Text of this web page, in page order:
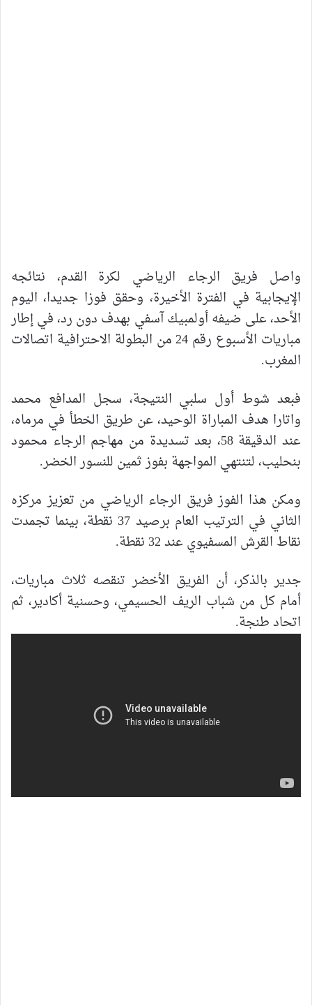
واصل فريق الرجاء الرياضي لكرة القدم، نتائجه
الإيجابية في الفترة الأخيرة، وحقق فوزا جديدا، اليوم
الأحد، على ضيفه أولمبيك آسفي بهدف دون رد، في إطار
مباريات الأسبوع رقم 24 من البطولة الاحترافية اتصالات
المغرب.
فبعد شوط أول سلبي النتيجة، سجل المدافع محمد
واتارا هدف المباراة الوحيد، عن طريق الخطأ في مرماه،
عند الدقيقة 58، بعد تسديدة من مهاجم الرجاء محمود
بنحليب، لتنتهي المواجهة بفوز ثمين للنسور الخضر.
ومكن هذا الفوز فريق الرجاء الرياضي من تعزيز مركزه
الثاني في الترتيب العام برصيد 37 نقطة، بينما تجمدت
نقاط القرش المسفيوي عند 32 نقطة.
جدير بالذكر، أن الفريق الأخضر تنقصه ثلاث مباريات،
أمام كل من شباب الريف الحسيمي، وحسنية أكادير، ثم
اتحاد طنجة.